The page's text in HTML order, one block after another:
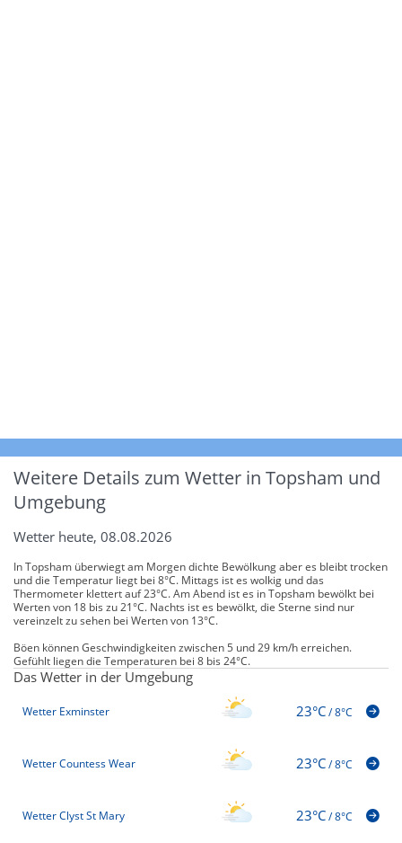
Weitere Details zum Wetter in Topsham und
Umgebung
Wetter heute, 08.08.2026
In Topsham überwiegt am Morgen dichte Bewölkung aber es bleibt trocken
und die Temperatur liegt bei 8°C. Mittags ist es wolkig und das
Thermometer klettert auf 23°C. Am Abend ist es in Topsham bewölkt bei
Werten von 18 bis zu 21°C. Nachts ist es bewölkt, die Sterne sind nur
vereinzelt zu sehen bei Werten von 13°C.
Böen können Geschwindigkeiten zwischen 5 und 29 km/h erreichen.
Gefühlt liegen die Temperaturen bei 8 bis 24°C.
Das Wetter in der Umgebung
Wetter Exminster 23°C/8°C
Wetter Countess Wear 23°C/8°C
Wetter Clyst St Mary 23°C/8°C